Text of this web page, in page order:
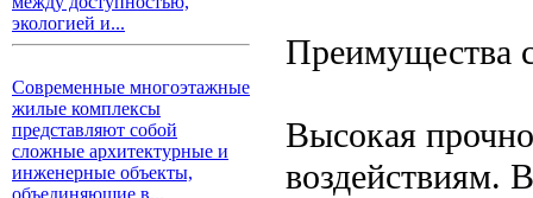
экологией и...
Современные многоэтажные
жилые комплексы
представляют собой
сложные архитектурные и
инженерные объекты,
объединяющие в...
Преимущества
Высокая
воздействиям.